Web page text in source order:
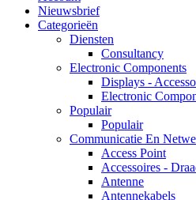
Nieuwsbrief
Categorieën
Diensten
Consultancy
Electronic Components
Displays -
Electronic
Populair
Populair
Communicatie En
Access Point
Accessoires -
Antenne
Antennekabels